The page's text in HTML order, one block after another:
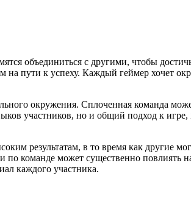
объединиться с другими, чтобы
пути к успеху. Каждый геймер хочет
окружения. Сплоченная команда
участников, но и общий подход к игре,
результатам, в то время как другие
команде может существенно повлиять
каждого участника.